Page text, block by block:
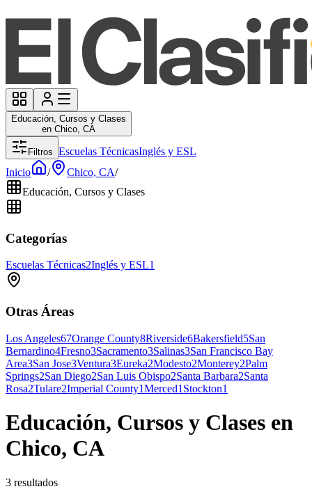
Educación, Cursos y Clases
en Chico, CA
Filtros Escuelas TécnicasInglés y ESL
Inicio
/ Chico, CA/
Educación, Cursos y Clases
Categorías
Escuelas Técnicas2Inglés y ESL1
Otras Áreas
Los Angeles67Orange County8Riverside6Bakersfield5San
Bernardino4Fresno3Sacramento3Salinas3San Francisco Bay
Area3San Jose3Ventura3Eureka2Modesto2Monterey2Palm
Springs2San Diego2San Luis Obispo2Santa Barbara2Santa
Rosa2Tulare2Imperial County1Merced1 Stockton1
Educación, Cursos y Clases en
Chico, CA
3 resultados